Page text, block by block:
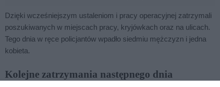
Dzięki wcześniejszym ustaleniom i pracy operacyjnej zatrzymali
poszukiwanych w miejscach pracy, kryjówkach oraz na ulicach.
Tego dnia w ręce policjantów wpadło siedmiu mężczyzn i jedna
kobieta.
Kolejne zatrzymania następnego dnia